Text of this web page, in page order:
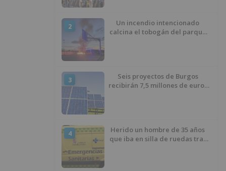
2
Un incendio intencionado
calcina el tobogán del parque
3
Seis proyectos de Burgos
recibirán 7,5 millones de euros
4
Herido un hombre de 35 años
que iba en silla de ruedas tras